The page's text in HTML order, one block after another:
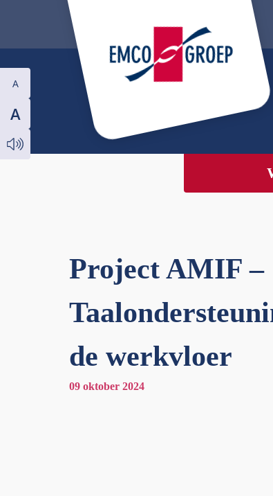
A
A
Project AMIF –
de werkvloer
09 oktober 2024